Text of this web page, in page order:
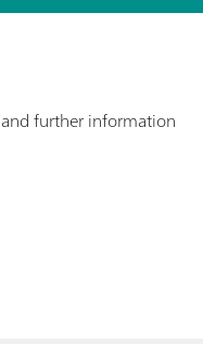
further information